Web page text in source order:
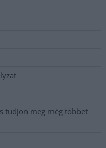
tudjon meg még többet